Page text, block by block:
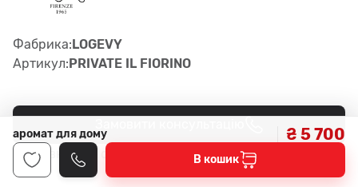
Фабрика:LOGEVY
Артикул:PRIVATE IL FIORINO
Наявність у салонах -
аромат для дому ₴ 5 700
В кошик